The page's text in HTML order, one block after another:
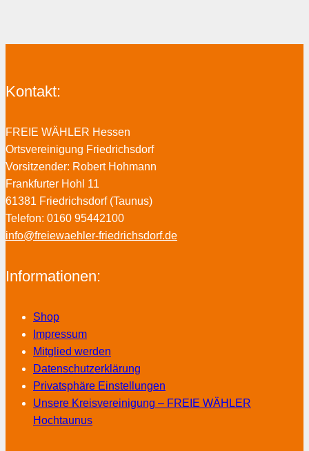
Kontakt:
FREIE WÄHLER Hessen
Ortsvereinigung Friedrichsdorf
Vorsitzender: Robert Hohmann
Frankfurter Hohl 11
61381 Friedrichsdorf (Taunus)
Telefon: 0160 95442100
info@freiewaehler-friedrichsdorf.de
Informationen:
Shop
Impressum
Mitglied werden
Datenschutzerklärung
Privatsphäre Einstellungen
Unsere Kreisvereinigung – FREIE WÄHLER
Hochtaunus